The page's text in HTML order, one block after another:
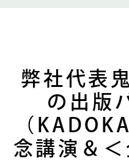
弊社代表
の出版
（
念講演＆